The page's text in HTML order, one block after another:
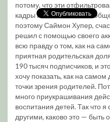
потому, что эти
кадры не имеют ничего
поэтому Саймон Хупер,
решил с помощью своего
всю правду о том, как на
приятная родительская
190 тысяч подписчиков, и
хочу показать, как на
точки зрения родителей.
много приукрашивания
воспитания детей. Так что
другими, каково это —